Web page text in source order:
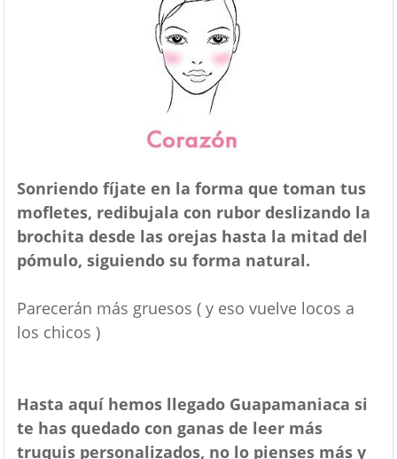
Sonriendo fíjate en la forma que toman tus
mofletes, redibujala con rubor deslizando la
brochita desde las orejas hasta la mitad del
pómulo, siguiendo su forma natural.
Parecerán más gruesos ( y eso vuelve locos a
los chicos )
Hasta aquí hemos llegado Guapamaniaca si
te has quedado con ganas de leer más
truquis personalizados, no lo pienses más y